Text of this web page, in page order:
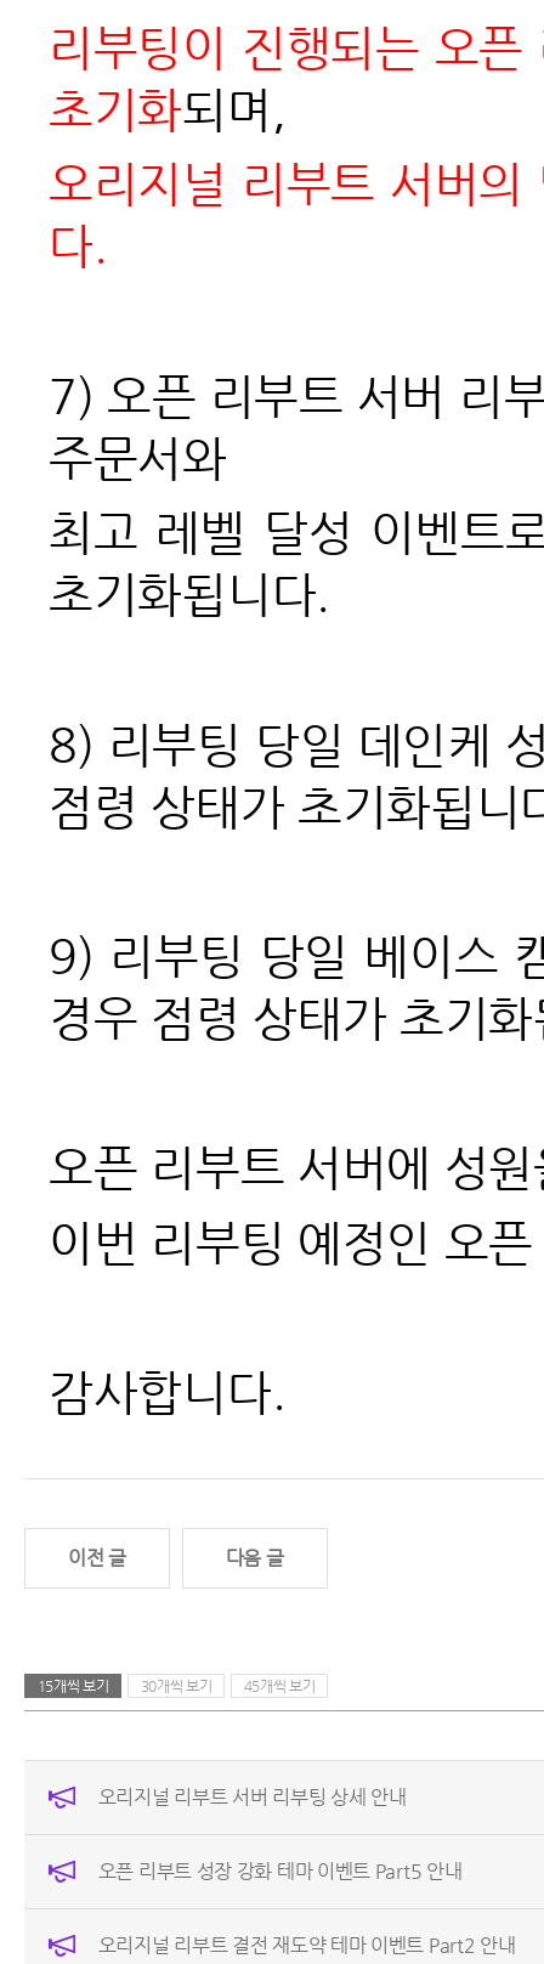
리부팅이 진행되는 오
초기화되며,
오리지널 리부트 서버
다.
7) 오픈 리부트 서버 리
주문서와
최고 레벨 달성 이벤트
초기화됩니다.
8) 리부팅 당일 데인케
점령 상태가 초기화됩니
9) 리부팅 당일 베이스
경우 점령 상태가 초기
오픈 리부트 서버에 성
이번 리부팅 예정인 오
감사합니다.
이전 글 다음 글
15개씩 보기 30개씩 보기 45개씩 보기
오리지널 리부트 서버 리부팅 상세 안내
오픈 리부트 성장 강화 테마 이벤트 Part5 안내
오리지널 리부트 결전 재도약 테마 이벤트 Part2 안내